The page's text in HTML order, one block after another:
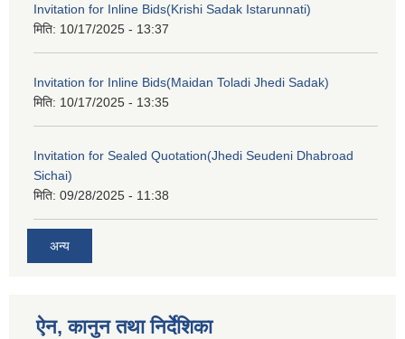
Invitation for Inline Bids(Krishi Sadak Istarunnati)
मिति: 10/17/2025 - 13:37
Invitation for Inline Bids(Maidan Toladi Jhedi Sadak)
मिति: 10/17/2025 - 13:35
Invitation for Sealed Quotation(Jhedi Seudeni Dhabroad
Sichai)
मिति: 09/28/2025 - 11:38
अन्य
ऐन, कानुन तथा निर्देशिका